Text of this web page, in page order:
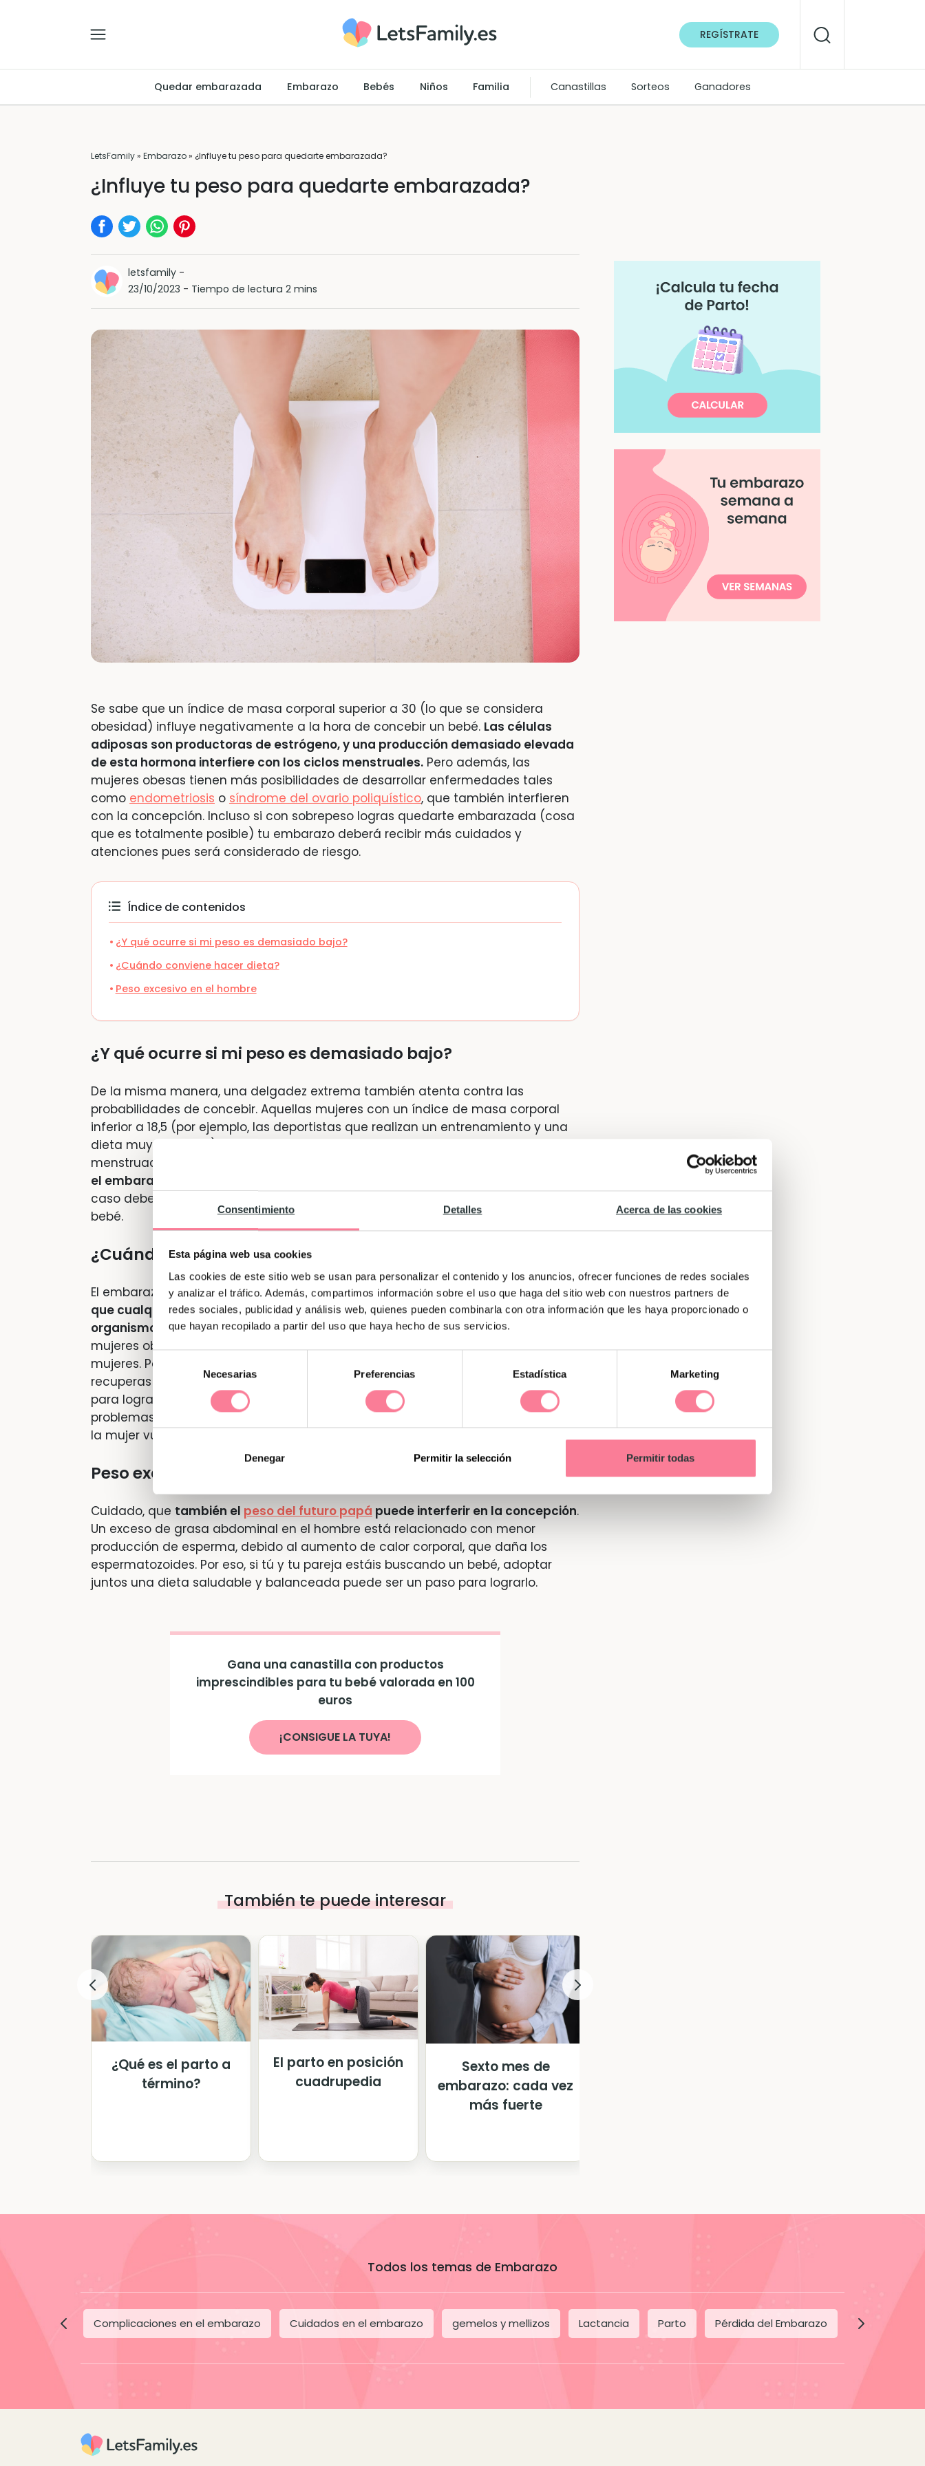
Consentimiento Detalles Acerca de las cookies
Esta página web usa cookies
Las cookies de este sitio web se usan para personalizar el contenido y los anuncios, ofrecer funciones de redes sociales
y analizar el tráfico. Además, compartimos información sobre el uso que haga del sitio web con nuestros partners de
redes sociales, publicidad y análisis web, quienes pueden combinarla con otra información que les haya proporcionado o
que hayan recopilado a partir del uso que haya hecho de sus servicios.
consentimiento
Necesarias Preferencias Estadística Marketing
Denegar Permitir la selección Permitir todas
REGÍSTRATE
Quedar embarazada Embarazo Bebés Niños Familia Canastillas Sorteos Ganadores
LetsFamily» Embarazo» ¿Influye tu peso para quedarte embarazada?
¿Influye tu peso para quedarte embarazada?
letsfamily -
23/10/2023 - Tiempo de lectura 2 mins
Se sabe que un índice de masa corporal superior a 30 (lo que se considera
obesidad) influye negativamente a la hora de concebir un bebé. Las células
adiposas son productoras de estrógeno, y una producción demasiado elevada
de esta hormona interfiere con los ciclos menstruales. Pero además, las
mujeres obesas tienen más posibilidades de desarrollar enfermedades tales
como endometriosis o síndrome del ovario poliquístico, que también interfieren
con la concepción. Incluso si con sobrepeso logras quedarte embarazada (cosa
que es totalmente posible) tu embarazo deberá recibir más cuidados y
atenciones pues será considerado de riesgo.
Índice de contenidos
¿Y qué ocurre si mi peso es demasiado bajo?
¿Cuándo conviene hacer dieta?
Peso excesivo en el hombre
¿Y qué ocurre si mi peso es demasiado bajo?
De la misma manera, una delgadez extrema también atenta contra las
probabilidades de concebir. Aquellas mujeres con un índice de masa corporal
inferior a 18,5 (por ejemplo, las deportistas que realizan un entrenamiento y una
dieta muy rigurosos) a menudo tienen períodos irregulares, o incluso la
menstruación se retira por completo. Además,
el embarazo aumenta el
caso debes procurar modificar tu dieta y ganar algunos kilos antes de buscar un
bebé.
¿Cuándo conviene hacer dieta?
El embarazo no es el mejor momento para hacer un régimen.Es fundamental
que cualquier mujer embarazada coma lo suficiente como para nutrir su
organismo y las crecientes demandas de su bebé en formación.Aún las
mujeres obesas no deben bajar de peso, sino aumentar menos que otras
mujeres. Por eso, es preferible que
recuperas un índice de masa corporal normal, es posible que tus dificultades
para lograr el embarazo se esfumen. En efecto, entre el 5 y el 10% de los
problemas de fecundidad suelen atribuirse a esta causa y se revierten cuando
la mujer vuelve a un peso saludable.
Peso excesivo en el hombre
Cuidado, que también el peso del futuro papá puede interferir en la concepción.
Un exceso de grasa abdominal en el hombre está relacionado con menor
producción de esperma, debido al aumento de calor corporal, que daña los
espermatozoides. Por eso, si tú y tu pareja estáis buscando un bebé, adoptar
juntos una dieta saludable y balanceada puede ser un paso para lograrlo.
Gana una canastilla con productos
imprescindibles para tu bebé valorada en 100
euros
¡CONSIGUE LA TUYA!
También te puede interesar
¿Qué es el parto a
término?
El parto en posición
cuadrupedia
Sexto mes de
embarazo: cada vez
más fuerte
Todos los temas de Embarazo
Complicaciones en el embarazo Cuidados en el embarazo gemelos y mellizos Lactancia Parto Pérdida del Embarazo Posparto